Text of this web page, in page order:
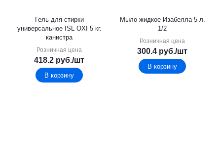
Гель для стирки
универсальное ISL OXI 5 кг.
канистра
Розничная цена
418.2 руб./шт
В корзину
Мыло жидкое Изабелла 5 л.
1/2
Розничная цена
300.4 руб./шт
В корзину